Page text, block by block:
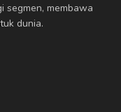
segmen, membawa
dunia.